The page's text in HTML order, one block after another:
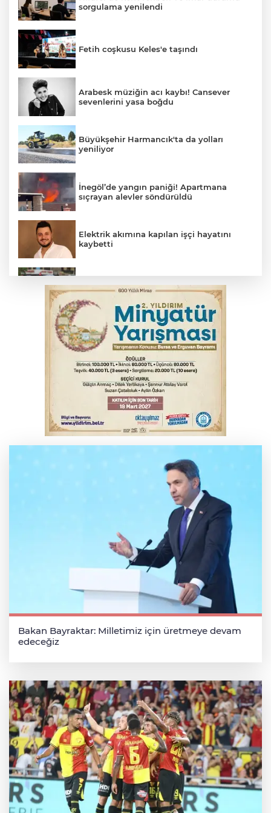
sorgulama yenilendi
Fetih coşkusu Keles'e taşındı
Arabesk müziğin acı kaybı! Cansever
sevenlerini yasa boğdu
Büyükşehir Harmancık'ta da yolları
yeniliyor
İnegöl’de yangın paniği! Apartmana
sıçrayan alevler söndürüldü
Elektrik akımına kapılan işçi hayatını
kaybetti
Bursa’da bugün hava nasıl olacak?
İş makinesinin camına kafasını çarpan
operatör yaralandı
Babasını ziyarete giderken kazada
hayatını kaybetti
İnegöl'de orman yangını; Havadan ve
karadan müdahale başlatıldı
Bakan Bayraktar: Milletimiz için üretmeye devam
edeceğiz